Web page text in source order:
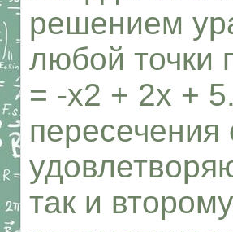
решением
любой
= -х2 + 2х +
так и